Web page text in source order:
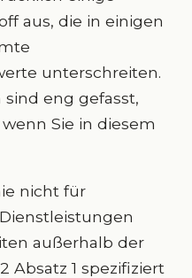
aus, die in einigen
unterschreiten.
eng gefasst,
Sie in diesem
nicht für
außerhalb der
Absatz 1 spezifiziert